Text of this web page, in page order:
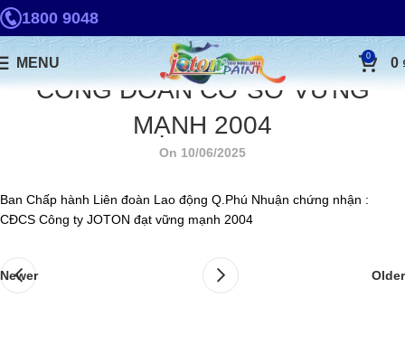
1800 9048
MENU 0 0
CÔNG ĐOÀN CƠ SỞ VỮNG
MẠNH 2004
On 10/06/2025
Ban Chấp hành Liên đoàn Lao động Q.Phú Nhuận chứng nhận :
CĐCS Công ty JOTON đạt vững mạnh 2004
Newer Older